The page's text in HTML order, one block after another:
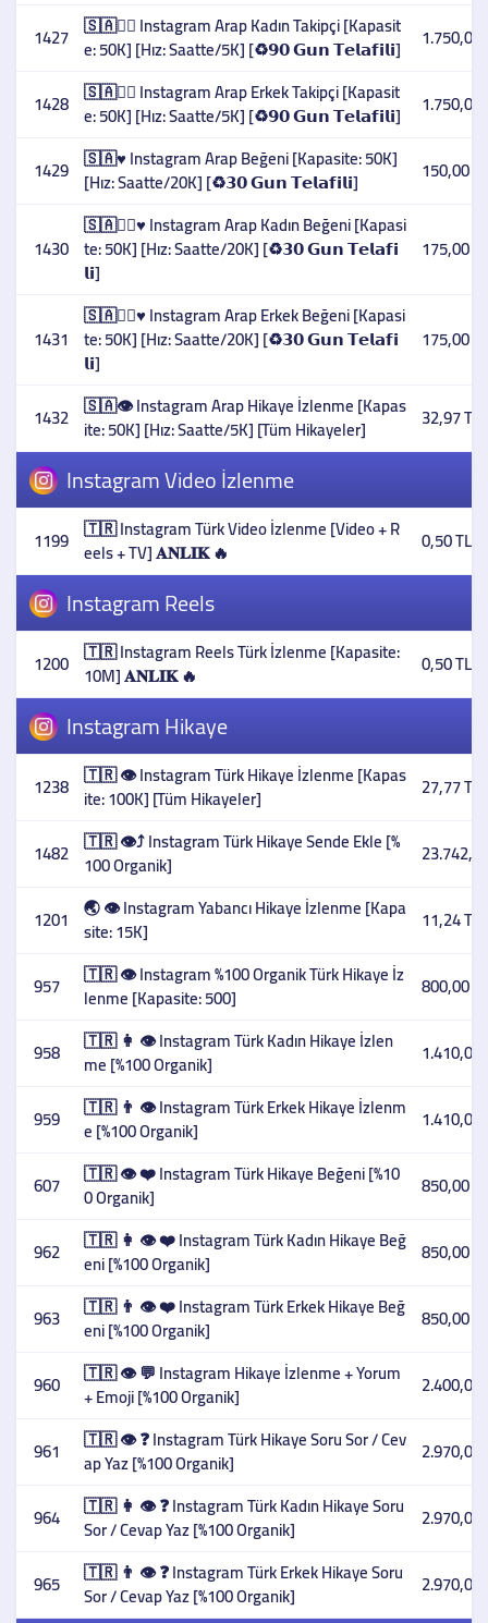
1427 🇸🇦👳‍♀️ Instagram Arap Kadın Takipçi [Kapasit
e: 50K] [Hız: Saatte/5K] [♻️𝟵𝟬 𝗚𝘂𝗻 𝗧𝗲𝗹𝗮𝗳𝗶𝗹𝗶] 1.750,00
1428 🇸🇦👳‍♂️ Instagram Arap Erkek Takipçi [Kapasit
e: 50K] [Hız: Saatte/5K] [♻️𝟵𝟬 𝗚𝘂𝗻 𝗧𝗲𝗹𝗮𝗳𝗶𝗹𝗶] 1.750,00
1429 🇸🇦♥️ Instagram Arap Beğeni [Kapasite: 50K]
[Hız: Saatte/20K] [♻️𝟯𝟬 𝗚𝘂𝗻 𝗧𝗲𝗹𝗮𝗳𝗶𝗹𝗶] 150,00 TL
1430
🇸🇦👳‍♀️♥️ Instagram Arap Kadın Beğeni [Kapasi
te: 50K] [Hız: Saatte/20K] [♻️𝟯𝟬 𝗚𝘂𝗻 𝗧𝗲𝗹𝗮𝗳𝗶
𝗹𝗶]
175,00 TL
1431
🇸🇦👳‍♂️♥️ Instagram Arap Erkek Beğeni [Kapasi
te: 50K] [Hız: Saatte/20K] [♻️𝟯𝟬 𝗚𝘂𝗻 𝗧𝗲𝗹𝗮𝗳𝗶
𝗹𝗶]
175,00 TL
1432 🇸🇦👁️ Instagram Arap Hikaye İzlenme [Kapas
ite: 50K] [Hız: Saatte/5K] [Tüm Hikayeler] 32,97 TL
Instagram Video İzlenme
1199 🇹🇷 Instagram Türk Video İzlenme [Video + R
eels + TV] 𝐀𝐍𝐋𝐈𝐊 🔥 0,50 TL
Instagram Reels
1200 🇹🇷 Instagram Reels Türk İzlenme [Kapasite:
10M] 𝐀𝐍𝐋𝐈𝐊 🔥 0,50 TL
Instagram Hikaye
1238 🇹🇷 👁️ Instagram Türk Hikaye İzlenme [Kapas
ite: 100K] [Tüm Hikayeler] 27,77 TL
1482 🇹🇷 👁️⤴️ Instagram Türk Hikaye Sende Ekle [%
100 Organik]
1201 🌏 👁️ Instagram Yabancı Hikaye İzlenme [Kapa
site: 15K] 11,24 TL
957 🇹🇷 👁️ Instagram %100 Organik Türk Hikaye İz
lenme [Kapasite: 500] 800,00 TL
958 🇹🇷 👩 👁️ Instagram Türk Kadın Hikaye İzlen
me [%100 Organik] 1.410,00
959 🇹🇷 👨 👁️ Instagram Türk Erkek Hikaye İzlenm
e [%100 Organik] 1.410,00
607 🇹🇷 👁️ ❤️ Instagram Türk Hikaye Beğeni [%10
0 Organik] 850,00 TL
962 🇹🇷 👩 👁️ ❤️ Instagram Türk Kadın Hikaye Beğ
eni [%100 Organik] 850,00 TL
963 🇹🇷 👨 👁️ ❤️ Instagram Türk Erkek Hikaye Beğ
eni [%100 Organik] 850,00 TL
960 🇹🇷 👁️ 💬 Instagram Hikaye İzlenme + Yorum
+ Emoji [%100 Organik] 2.400,00
961 🇹🇷 👁️ ❓ Instagram Türk Hikaye Soru Sor / Cev
ap Yaz [%100 Organik] 2.970,00
964 🇹🇷 👩 👁️ ❓ Instagram Türk Kadın Hikaye Soru
Sor / Cevap Yaz [%100 Organik] 2.970,00
965 🇹🇷 👨 👁️ ❓ Instagram Türk Erkek Hikaye Soru
Sor / Cevap Yaz [%100 Organik] 2.970,00